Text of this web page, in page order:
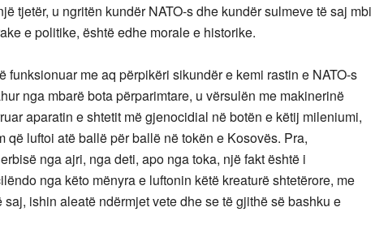
tjetër, u ngritën kundër NATO-s dhe kundër sulmeve të saj mbi
e politike, është edhe morale e historike.
funksionuar me aq përpikëri sikundër e kemi rastin e NATO-s
nga mbarë bota përparimtare, u vërsulën me makinerinë
aparatin e shtetit më gjenocidial në botën e këtij mileniumi,
që luftoi atë ballë për ballë në tokën e Kosovës. Pra,
nga ajri, nga deti, apo nga toka, një fakt është i
nga këto mënyra e luftonin këtë kreaturë shtetërore, me
ishin aleatë ndërmjet vete dhe se të gjithë së bashku e